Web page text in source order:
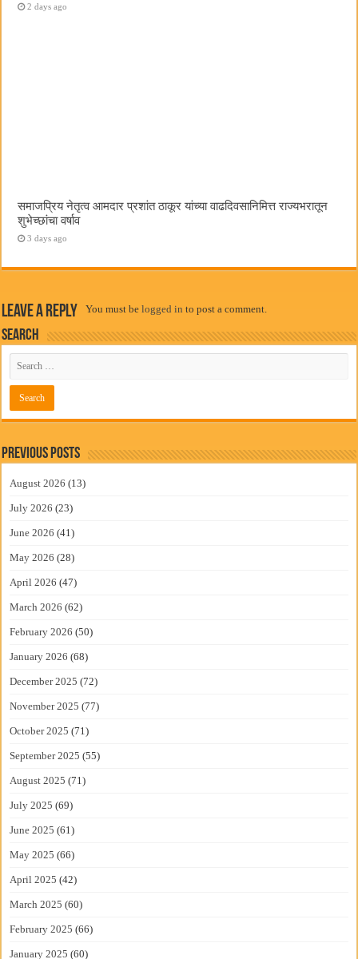
2 days ago
समाजप्रिय नेतृत्व आमदार प्रशांत ठाकूर यांच्या वाढदिवसानिमित्त राज्यभरातून
शुभेच्छांचा वर्षाव
3 days ago
Leave a Reply You must belogged in to post a comment.
Search
Previous Posts
August 2026 (13)
July 2026 (23)
June 2026 (41)
May 2026 (28)
April 2026 (47)
March 2026 (62)
February 2026 (50)
January 2026 (68)
December 2025 (72)
November 2025 (77)
October 2025 (71)
September 2025 (55)
August 2025 (71)
July 2025 (69)
June 2025 (61)
May 2025 (66)
April 2025 (42)
March 2025 (60)
February 2025 (66)
January 2025 (60)